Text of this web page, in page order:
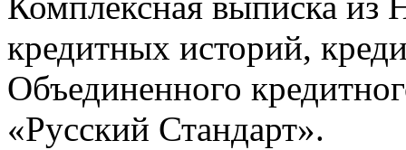
кредитных историй,
Объединенного
«Русский Стандарт».